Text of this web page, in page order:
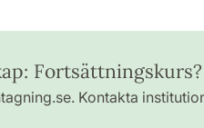
Fortsättningskurs?
Kontakta